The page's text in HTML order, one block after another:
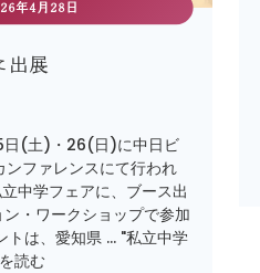
年4月28日
出展
日(土)・26(日)に中日ビ
ファレンスにて行われ
中学フェアに、ブース出
・ワークショップで参加
トは、愛知県 … "私立中学
読む